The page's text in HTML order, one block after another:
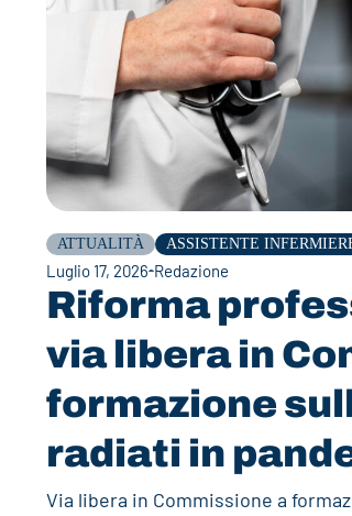
ATTUALITÀ ASSISTENTE
Luglio 17, 2026 Redazione
Riforma
via libera in
formazione
radiati in
Via libera in Commissione a